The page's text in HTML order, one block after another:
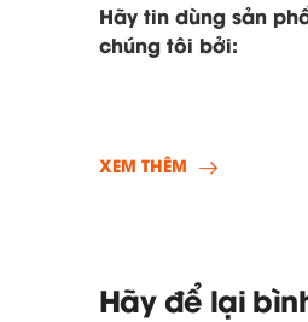
Hãy tin dùng sản
chúng tôi bởi:
XEM THÊM
Hãy để lại